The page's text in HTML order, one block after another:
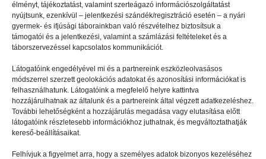
élményt, tájékoztatást, valamint szerteágazó információszolgáltatást
nyújtsunk, ezenkívül – jelentkezési szándék/regisztráció esetén – a nyári
gyermek- és ifjúsági táborainkban való részvételhez biztosítsuk a
támogatói és a jelentkezési, valamint a számlázási feltételeket és a
táborszervezéssel kapcsolatos kommunikációt.
Látogatóink engedélyével mi és a partnereink eszközleolvasásos
módszerrel szerzett geolokációs adatokat és azonosítási információkat is
felhasználhatunk. Látogatóink a megfelelő helyre kattintva
hozzájárulhatnak az általunk és a partnereink által végzett adatkezeléshez.
További lehetőségként a hozzájárulás megadása vagy elutasítása előtt
látogatóink részletesebb információkhoz juthatnak, és megváltoztathatják
kereső-beállításaikat.
Felhívjuk a figyelmet arra, hogy a személyes adatok bizonyos kezeléséhez